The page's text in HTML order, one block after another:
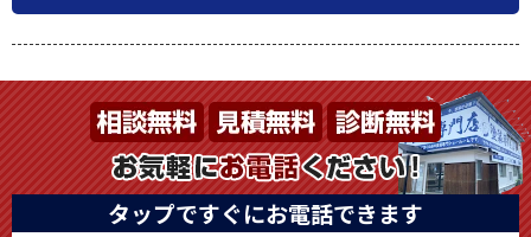
タップですぐにお電話できます